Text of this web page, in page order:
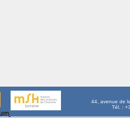
44, avenue de
Tél. :